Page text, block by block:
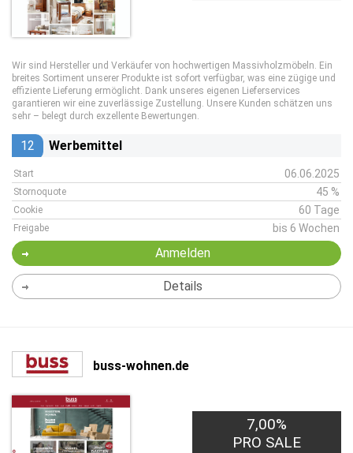
Wir sind Hersteller und Verkäufer von hochwertigen Massivholzmöbeln. Ein
breites Sortiment unserer Produkte ist sofort verfügbar, was eine zügige und
effiziente Lieferung ermöglicht. Dank unseres eigenen Lieferservices
garantieren wir eine zuverlässige Zustellung. Unsere Kunden schätzen uns
sehr – belegt durch exzellente Bewertungen.
12 Werbemittel
Start 06.06.2025
Stornoquote 45 %
Cookie 60 Tage
Freigabe bis 6 Wochen
Anmelden
Details
buss-wohnen.de
7,00%
PRO SALE